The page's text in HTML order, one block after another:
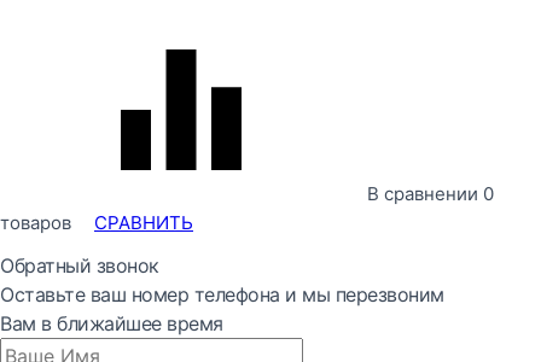
В сравнении 0
товаров
СРАВНИТЬ
Обратный звонок
Оставьте ваш номер телефона и мы перезвоним
Вам в ближайшее время